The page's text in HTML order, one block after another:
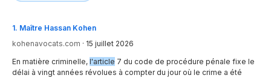
1. Maître Hassan Kohen
kohenavocats.com · 15 juillet 2026
En matière criminelle, l'article 7 du code de procédure pénale fixe le
délai à vingt années révolues à compter du jour où le crime a été